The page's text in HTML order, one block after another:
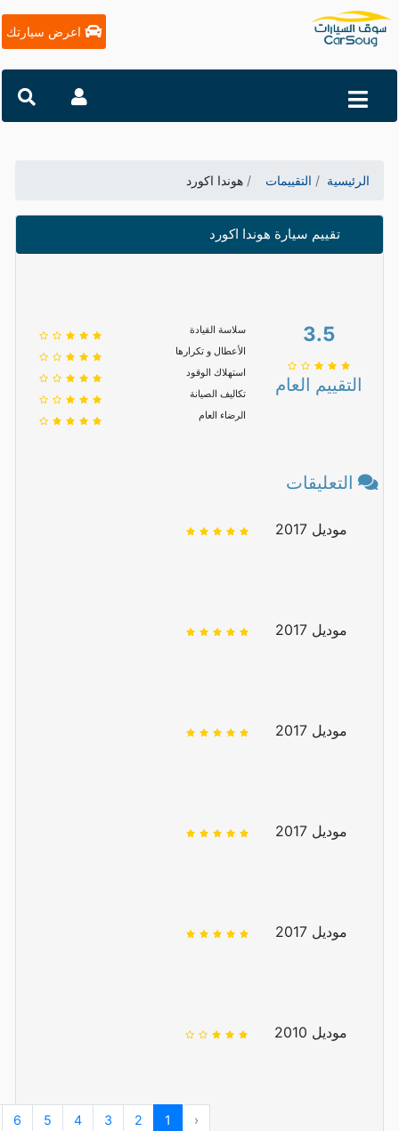
اعرض سيارتك
الرئيسية التقييمات هوندا اكورد
تقييم سيارة هوندا اكورد
3.5
التقييم العام
سلاسة القيادة
الأعطال و تكرارها
استهلاك الوقود
تكاليف الصيانة
الرضاء العام
التعليقات
موديل 2017
موديل 2017
موديل 2017
موديل 2017
موديل 2017
موديل 2010
‹
1
2
3
4
5
6